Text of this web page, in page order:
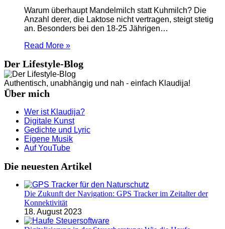
Warum überhaupt Mandelmilch statt Kuhmilch? Die
Anzahl derer, die Laktose nicht vertragen, steigt stetig
an. Besonders bei den 18-25 Jährigen…
Read More »
Der Lifestyle-Blog
Authentisch, unabhängig und nah - einfach Klaudija!
Über mich
Wer ist Klaudija?
Digitale Kunst
Gedichte und Lyric
Eigene Musik
Auf YouTube
Die neuesten Artikel
Die Zukunft der Navigation: GPS Tracker im Zeitalter der
Konnektivität
18. August 2023